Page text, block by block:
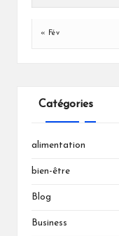
« Fév
Catégories
alimentation
bien-être
Blog
Business